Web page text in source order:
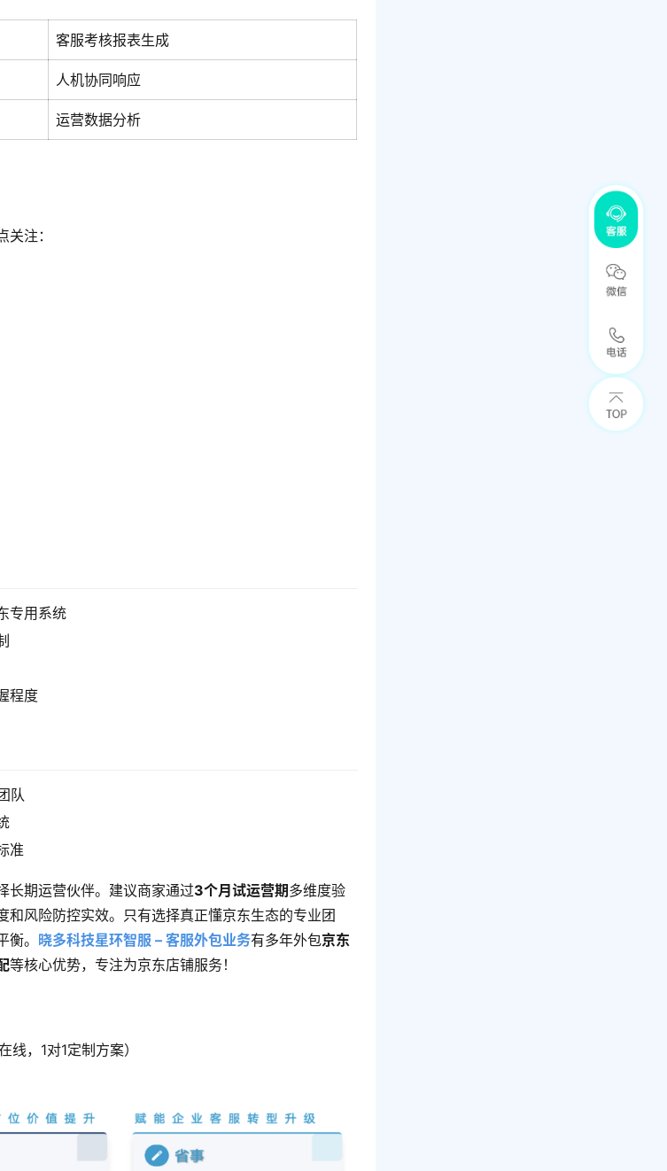
客服考核报表生成
人机协同响应
运营数据分析
关注：
专用系统
程度
队
准
长期运营伙伴。建议商家通过3个月试运营期多维度验
风险防控实效。只有选择真正懂京东生态的专业团
。 晓多科技星环智服 – 客服外包业务有多年外包京东
等核心优势，专注为京东店铺服务！
线，1对1定制方案）